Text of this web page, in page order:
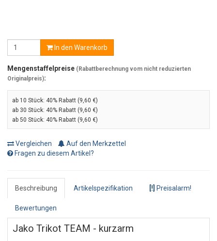
In den Warenkorb
Mengenstaffelpreise (Rabattberechnung vom nicht reduzierten
Originalpreis):
ab 10 Stück: 40% Rabatt (9,60 €)
ab 30 Stück: 40% Rabatt (9,60 €)
ab 50 Stück: 40% Rabatt (9,60 €)
Vergleichen
Auf den Merkzettel
Fragen zu diesem Artikel?
Beschreibung Artikelspezifikation [!] Preisalarm!
Bewertungen
Jako Trikot TEAM - kurzarm